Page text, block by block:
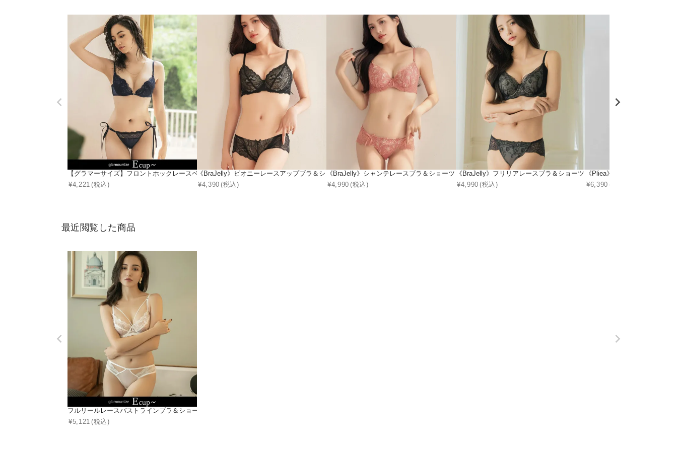
【グラマーサイズ】フロントホックレースベールバックデザインブラ＆ショーツ (E～Hcup)
¥4,221 (税込)
《BraJelly》ピオニーレースアップブラ＆ショーツ
¥4,390 (税込)
《BraJelly》シャンテレースブラ＆ショーツ
¥4,990 (税込)
《BraJelly》フリリアレースブラ＆ショーツ
¥4,990 (税込)
《Pliea》deux フローラチュ
¥6,390
最近閲覧した商品
フルリールレースバストラインブラ＆ショーツ【グラマーサイズ】
¥5,121 (税込)